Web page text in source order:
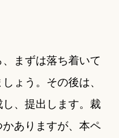
まずは落ち着いて
ょう。その後は、
、提出します。裁
ありますが、本ペ